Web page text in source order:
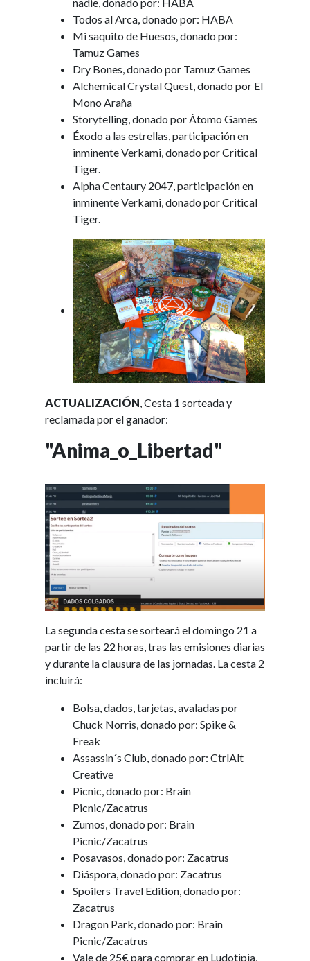
nadie, donado por: HABA
Todos al Arca, donado por: HABA
Mi saquito de Huesos, donado por:
Tamuz Games
Dry Bones, donado por Tamuz Games
Alchemical Crystal Quest, donado por El
Mono Araña
Storytelling, donado por Átomo Games
Éxodo a las estrellas, participación en
inminente Verkami, donado por Critical
Tiger.
Alpha Centaury 2047, participación en
inminente Verkami, donado por Critical
Tiger.
ACTUALIZACIÓN, Cesta 1 sorteada y
reclamada por el ganador:
"Anima_o_Libertad"
La segunda cesta se sorteará el domingo 21 a
partir de las 22 horas, tras las emisiones diarias
y durante la clausura de las jornadas. La cesta 2
incluirá:
Bolsa, dados, tarjetas, avaladas por
Chuck Norris, donado por: Spike &
Freak
Assassin´s Club, donado por: CtrlAlt
Creative
Picnic, donado por: Brain
Picnic/Zacatrus
Zumos, donado por: Brain
Picnic/Zacatrus
Posavasos, donado por: Zacatrus
Diáspora, donado por: Zacatrus
Spoilers Travel Edition, donado por:
Zacatrus
Dragon Park, donado por: Brain
Picnic/Zacatrus
Vale de 25€ para comprar en Ludotipia,